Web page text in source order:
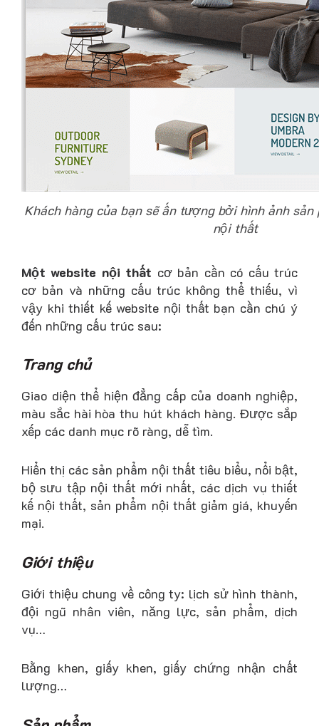
Khách hàng của bạn sẽ ấn tượng bởi hình ảnh sản
nội thất
Một website nội thất cơ bản cần có cấu trúc
cơ bản và những cấu trúc không thể thiếu, vì
vậy khi thiết kế website nội thất bạn cần chú ý
đến những cấu trúc sau:
Trang chủ
Giao diện thể hiện đẳng cấp của doanh nghiệp,
màu sắc hài hòa thu hút khách hàng. Được sắp
xếp các danh mục rõ ràng, dễ tìm.
Hiển thị các sản phẩm nội thất tiêu biểu, nổi bật,
bộ sưu tập nội thất mới nhất, các dịch vụ thiết
kế nội thất, sản phẩm nội thất giảm giá, khuyến
mại.
Giới thiệu
Giới thiệu chung về công ty: lịch sử hình thành,
đội ngũ nhân viên, năng lực, sản phẩm, dịch
vụ…
Bằng khen, giấy khen, giấy chứng nhận chất
lượng…